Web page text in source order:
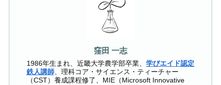
窪田 一志
1986年生まれ、近畿大学農学部卒業、 学びエイド認定
鉄人講師、理科コア・サイエンス・ティーチャー
（CST）養成課程修了、MIE（Microsoft Innovative